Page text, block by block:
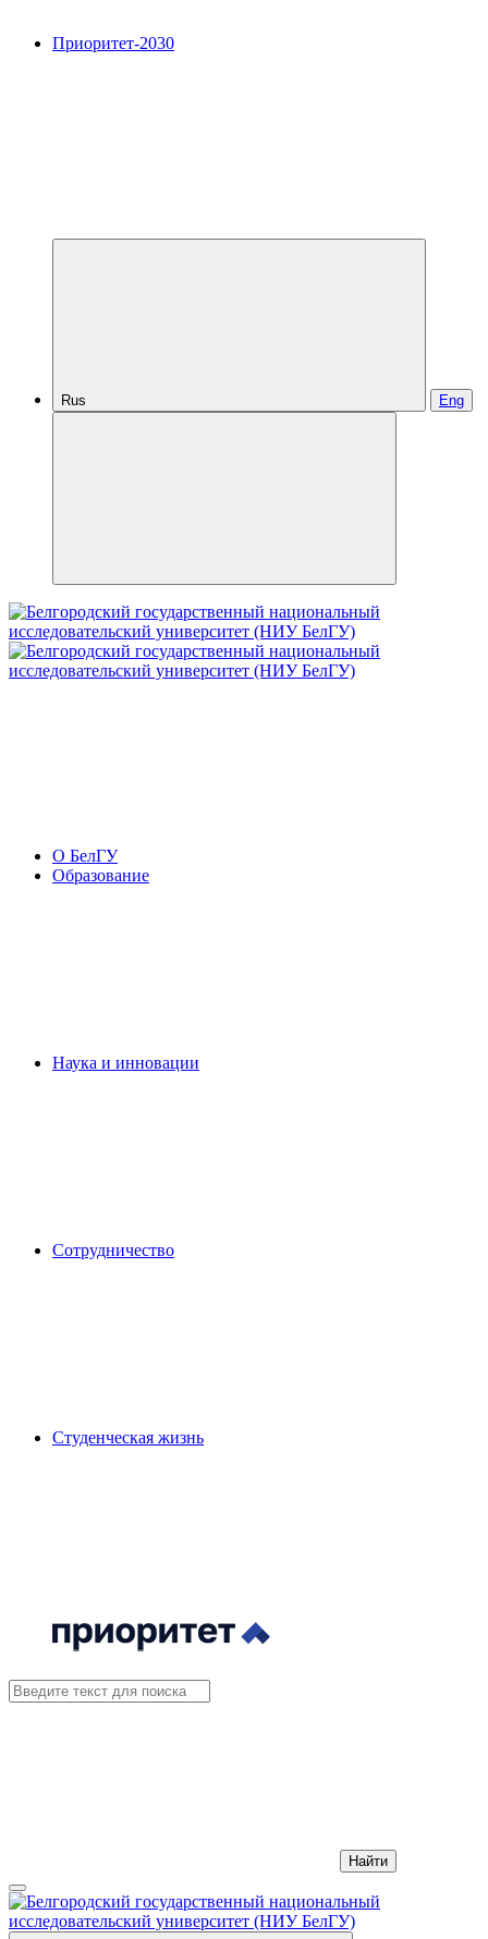
Приоритет-2030
Rus Eng
О БелГУ
Образование
Наука и инновации
Сотрудничество
Студенческая жизнь
Найти